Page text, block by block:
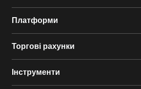
Платформи
Торгові рахунки
Інструменти